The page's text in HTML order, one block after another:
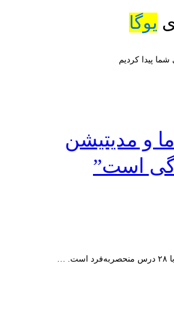
یوگا
پیدا کردیم
و مدیتیشن
است”
…